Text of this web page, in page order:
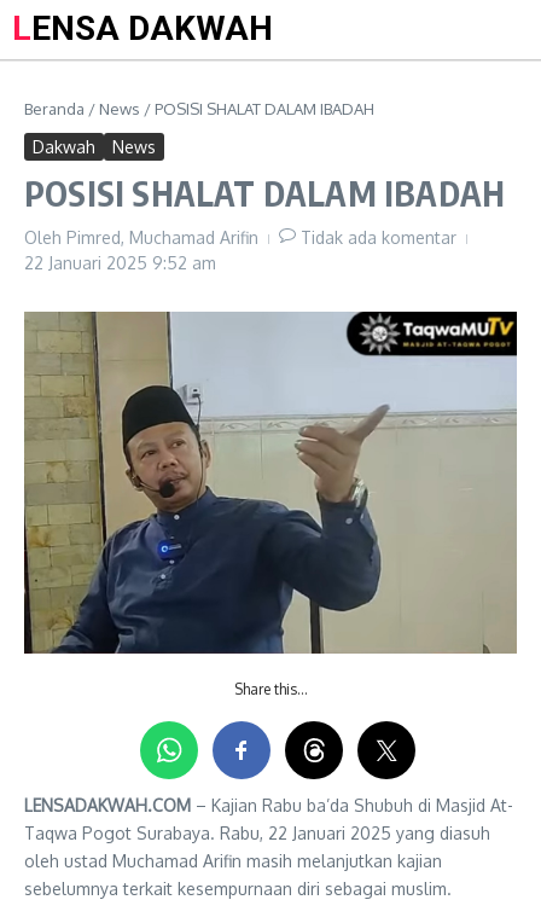
LENSA DAKWAH
Beranda / News / POSISI SHALAT DALAM IBADAH
Dakwah News
POSISI SHALAT DALAM IBADAH
Oleh Pimred, Muchamad Arifin
Tidak ada komentar
22 Januari 2025 9:52 am
Share this…
LENSADAKWAH.COM – Kajian Rabu ba’da Shubuh di Masjid At-
Taqwa Pogot Surabaya. Rabu, 22 Januari 2025 yang diasuh
oleh ustad Muchamad Arifin masih melanjutkan kajian
sebelumnya terkait kesempurnaan diri sebagai muslim.